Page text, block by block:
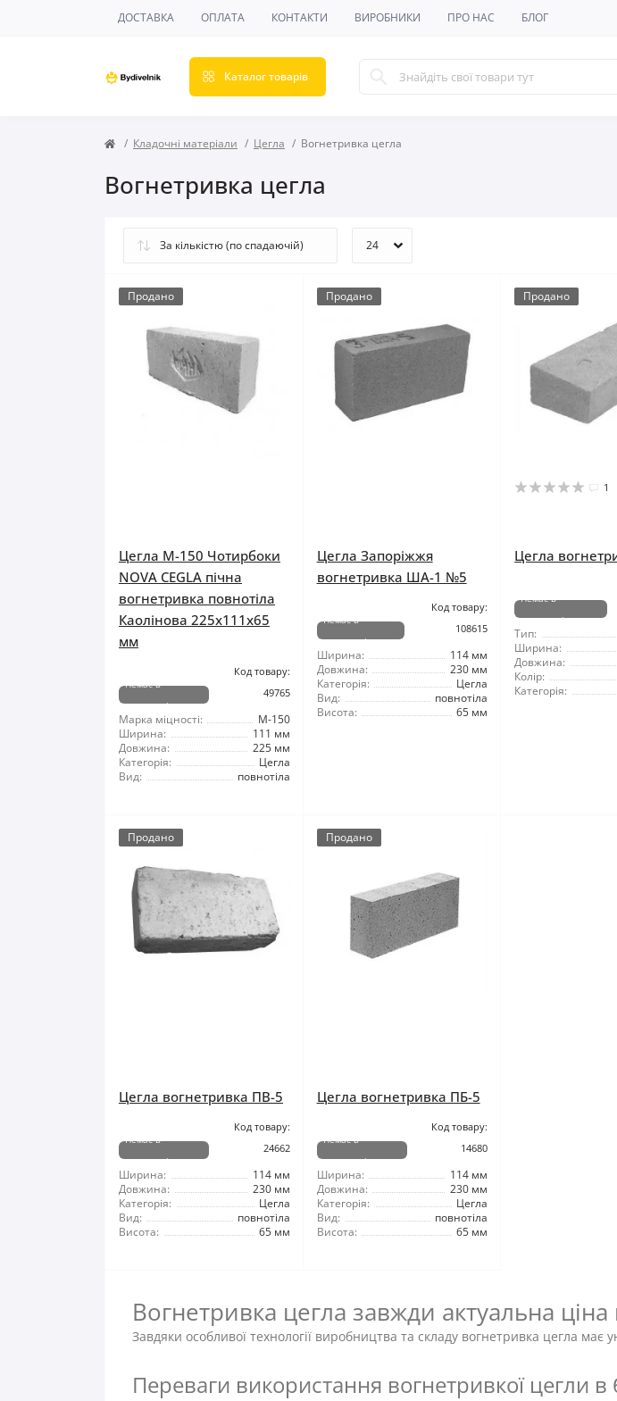
ДОСТАВКА ОПЛАТА КОНТАКТИ ВИРОБНИКИ ПРО НАС БЛОГ
Каталог товарів
Кладочні матеріали Цегла Вогнетривка цегла
Вогнетривка цегла
Продано
Цегла М-150 Чотирбоки
NOVA CEGLA пічна
вогнетривка повнотіла
Каолінова 225х111х65
мм
Немає в
наявності
Код товару:
49765
Марка міцності:
М-150
Ширина:
111 мм
Довжина:
225 мм
Категорія:
Цегла
Вид:
повнотіла
Продано
Цегла Запоріжжя
вогнетривка ША-1 №5
Немає в
наявності
Код товару:
108615
Ширина:
114 мм
Довжина:
230 мм
Категорія:
Цегла
Вид:
повнотіла
Висота:
65 мм
Продано
1
Цегла
Немає в
наявності
Тип:
Ширина:
Довжина:
Колір:
Категорія:
Продано
Цегла вогнетривка ПВ-5
Немає в
наявності
Код товару:
24662
Ширина:
114 мм
Довжина:
230 мм
Категорія:
Цегла
Вид:
повнотіла
Висота:
65 мм
Продано
Цегла вогнетривка ПБ-5
Немає в
наявності
Код товару:
14680
Ширина:
114 мм
Довжина:
230 мм
Категорія:
Цегла
Вид:
повнотіла
Висота:
65 мм
Вогнетривка цегла завжди актуальна
Завдяки особливої ​​технології виробництва та складу вогнетривка цегла має
Переваги використання вогнетривкої цегли в